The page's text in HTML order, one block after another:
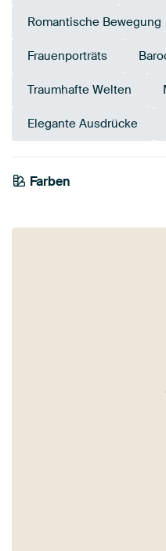
Romantische Bewegung
Frauenporträts
Traumhafte Welten
Elegante Ausdrücke
Farben
Olivgrün
Salbeigrün
Grau